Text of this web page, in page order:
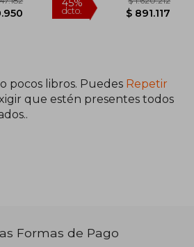
$ 147.182 45%
dcto.
$
$
pocos libros. Puedes Repetir
que estén presentes todos
Formas de Pago